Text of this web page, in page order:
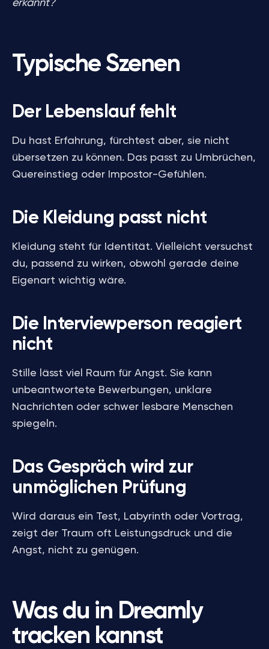
erkannt?
Typische Szenen
Der Lebenslauf fehlt
Du hast Erfahrung, fürchtest aber, sie nicht
übersetzen zu können. Das passt zu Umbrüchen,
Quereinstieg oder Impostor-Gefühlen.
Die Kleidung passt nicht
Kleidung steht für Identität. Vielleicht versuchst
du, passend zu wirken, obwohl gerade deine
Eigenart wichtig wäre.
Die Interviewperson reagiert
nicht
Stille lässt viel Raum für Angst. Sie kann
unbeantwortete Bewerbungen, unklare
Nachrichten oder schwer lesbare Menschen
spiegeln.
Das Gespräch wird zur
unmöglichen Prüfung
Wird daraus ein Test, Labyrinth oder Vortrag,
zeigt der Traum oft Leistungsdruck und die
Angst, nicht zu genügen.
Was du in Dreamly
tracken kannst